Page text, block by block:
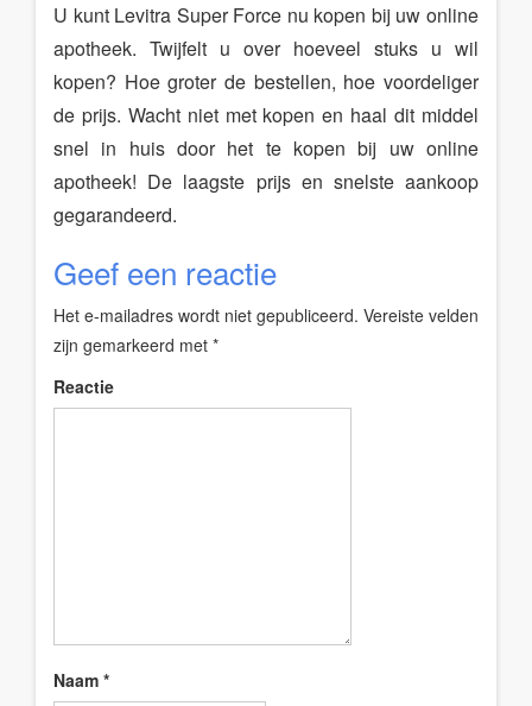
U kunt Levitra Super Force nu kopen bij uw online
apotheek. Twijfelt u over hoeveel stuks u wil
kopen? Hoe groter de bestellen, hoe voordeliger
de prijs. Wacht niet met kopen en haal dit middel
snel in huis door het te kopen bij uw online
apotheek! De laagste prijs en snelste aankoop
gegarandeerd.
Geef een reactie
Het e-mailadres wordt niet gepubliceerd. Vereiste velden
zijn gemarkeerd met *
Reactie
Naam *